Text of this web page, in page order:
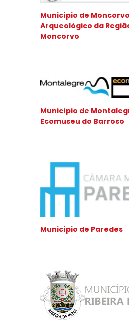
Município de
Arqueológico da
Moncorvo
Município de
Ecomuseu do Barroso
Município de Paredes